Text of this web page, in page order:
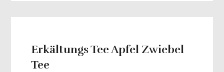
Erkältungs Tee Apfel Zwiebel
Tee